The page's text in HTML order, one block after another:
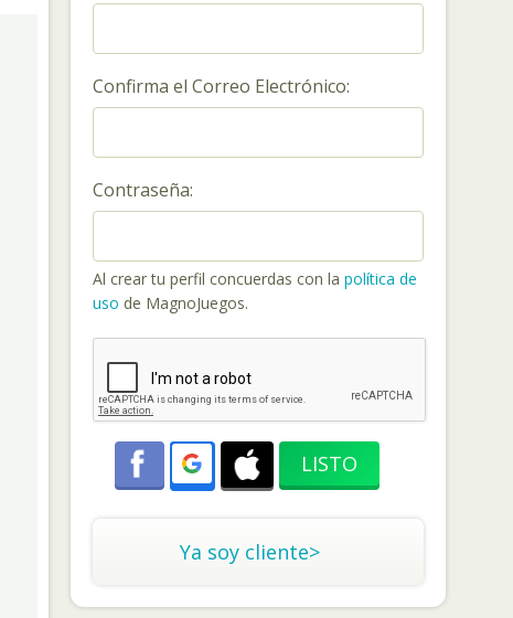
Confirma el Correo Electrónico:
Contraseña:
Al crear tu perfil concuerdas con la política de
uso de MagnoJuegos.
Ya soy cliente>